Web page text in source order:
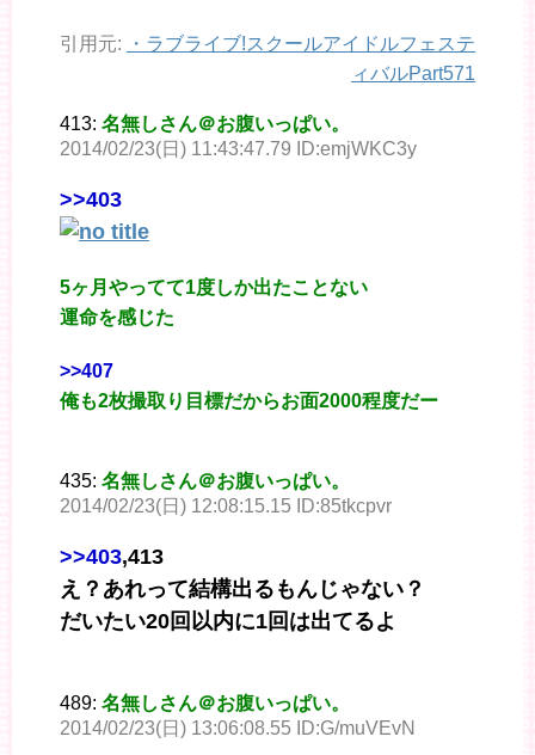
引用元: ・ ラブライブ!スクールアイドルフェステ
ィバルPart571
413: 名無しさん＠お腹いっぱい。
2014/02/23(日) 11:43:47.79 ID:emjWKC3y
>>403
5ヶ月やってて1度しか出たことない
運命を感じた
>>407
俺も2枚撮取り目標だからお面2000程度だー
435: 名無しさん＠お腹いっぱい。
2014/02/23(日) 12:08:15.15 ID:85tkcpvr
>>403,413
え？あれって結構出るもんじゃない？
だいたい20回以内に1回は出てるよ
489: 名無しさん＠お腹いっぱい。
2014/02/23(日) 13:06:08.55 ID:G/muVEvN